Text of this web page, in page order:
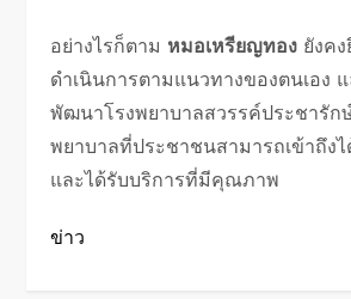
อย่างไรก็ตาม หมอเหรียญทอง ยังค
ดำเนินการตามแนวทางของตนเอง
พัฒนาโรงพยาบาลสวรรค์ประชารัก
พยาบาลที่ประชาชนสามารถเข้าถึง
และได้รับบริการที่มีคุณภาพ
ข่าว